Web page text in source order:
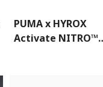
PUMA x HYROX
Activate NITRO™